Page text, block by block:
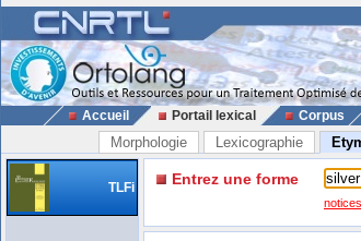
Accueil Portail lexical Corpus
Morphologie Lexicographie
TLFi Entrez une forme